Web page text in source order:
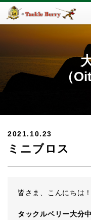
（
2021.10.23
ミニブロス
皆さま、こんにちは！
タックルベリー大分